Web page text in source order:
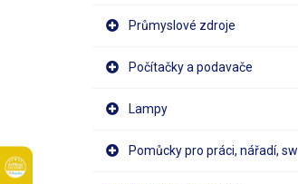
Průmyslové zdroje
Počítačky a podavače
Lampy
Pomůcky pro práci, nářadí, sw